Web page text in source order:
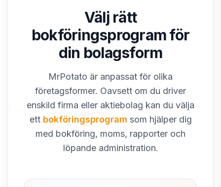
Välj rätt
bokföringsprogram för
din bolagsform
MrPotato är anpassat för olika
företagsformer. Oavsett om du driver
enskild firma eller aktiebolag kan du välja
ett bokföringsprogram som hjälper dig
med bokföring, moms, rapporter och
löpande administration.